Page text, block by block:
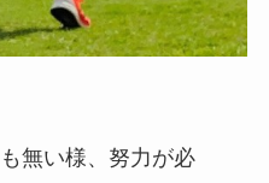
無い様、努力が必